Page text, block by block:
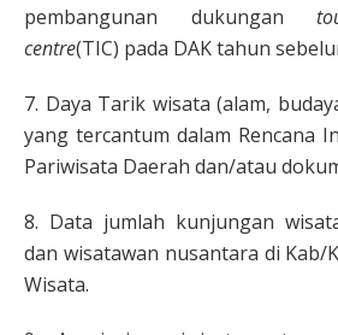
pembangunan dukungan
centre(TIC) pada DAK tahun
7. Daya Tarik wisata (alam,
yang tercantum dalam Rencana
Pariwisata Daerah dan/atau
8. Data jumlah kunjungan
dan wisatawan nusantara di Kab/
Wisata.